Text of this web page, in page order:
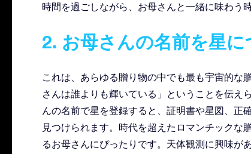
時間を過ごしながら、お母さんと一緒に味わう
2. お母さんの名前を星に
これは、あらゆる贈り物の中でも最も宇宙的な
さんは誰よりも輝いている」ということを伝え
んの名前で星を登録すると、証明書や星図、正
見つけられます。時代を超えたロマンチックな
るお母さんにぴったりです。天体観測に興味が